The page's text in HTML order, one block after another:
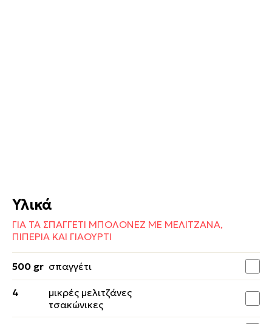
Υλικά
ΓΙΑ ΤΑ ΣΠΑΓΓΕΤΙ ΜΠΟΛΟΝΕΖ ΜΕ ΜΕΛΙΤΖΑΝΑ,
ΠΙΠΕΡΙΑ ΚΑΙ ΓΙΑΟΥΡΤΙ
500 gr σπαγγέτι
4
μικρές μελιτζάνες
τσακώνικες